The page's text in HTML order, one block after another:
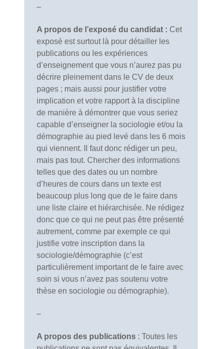
–
A propos de l’exposé du candidat : Cet
exposé est surtout là pour détailler les
publications ou les expériences
d’enseignement que vous n’aurez pas pu
décrire pleinement dans le CV de deux
pages ; mais aussi pour justifier votre
implication et votre rapport à la discipline
de manière à démontrer que vous seriez
capable d’enseigner la sociologie et/ou la
démographie au pied levé dans les 6 mois
qui viennent. Il faut donc rédiger un peu,
mais pas tout. Chercher des informations
telles que des dates ou un nombre
d’heures de cours dans un texte est
beaucoup plus long que de le faire dans
une liste claire et hiérarchisée. Ne rédigez
donc que ce qui ne peut pas être présenté
autrement, comme par exemple ce qui
justifie votre inscription dans la
sociologie/démographie (c’est
particulièrement important de le faire avec
soin si vous n’avez pas soutenu votre
thèse en sociologie ou démographie).
–
A propos des publications : Toutes les